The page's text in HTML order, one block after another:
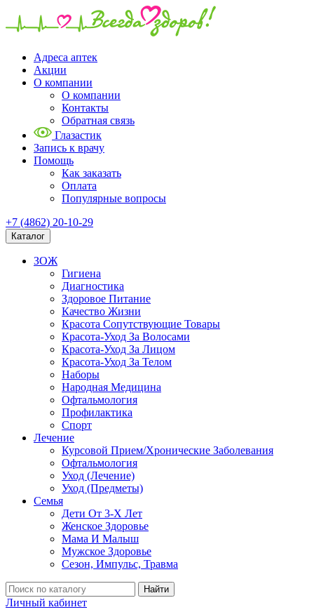
Адреса аптек
Акции
О компании
О компании
Контакты
Обратная связь
Глазастик
Запись к врачу
Помощь
Как заказать
Оплата
Популярные вопросы
+7 (4862) 20-10-29
Каталог
ЗОЖ
Гигиена
Диагностика
Здоровое Питание
Качество Жизни
Красота Сопутствующие Товары
Красота-Уход За Волосами
Красота-Уход За Лицом
Красота-Уход За Телом
Наборы
Народная Медицина
Офтальмология
Профилактика
Спорт
Лечение
Курсовой Прием/Хронические Заболевания
Офтальмология
Уход (Лечение)
Уход (Предметы)
Семья
Дети От 3-Х Лет
Женское Здоровье
Мама И Малыш
Мужское Здоровье
Сезон, Импульс, Травма
Найти
Личный кабинет